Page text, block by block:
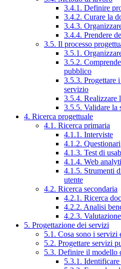
3.4.1. Definire
3.4.2. Curare la
3.4.3.
3.4.4. Prendere
3.5. Il processo
3.5.1.
3.5.2.
pubblico
3.5.3. Progettare
servizio
3.5.4. Realizzare
3.5.5. Validare la
4. Ricerca progettuale
4.1. Ricerca primaria
4.1.1. Interviste
4.1.2. Questionari
4.1.3. Test di
4.1.4. Web
4.1.5. Strumenti
utente
4.2. Ricerca secondaria
4.2.1. Ricerca
4.2.2. Analisi
4.2.3.
5. Progettazione dei servizi
5.1. Cosa sono i servizi
5.2. Progettare servizi
5.3. Definire il modello
5.3.1.